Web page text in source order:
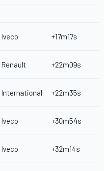
Iveco +17m17s
Renault +22m09s
International +22m35s
Iveco +30m54s
Iveco +32m14s